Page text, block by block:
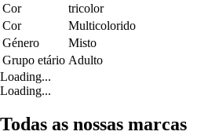
Cor
tricolor
Cor
Multicolorido
Género
Misto
Grupo etário Adulto
Loading...
Loading...
Todas as nossas marcas